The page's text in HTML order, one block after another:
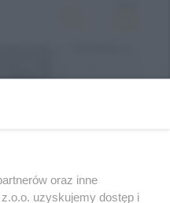
oraz inne
uzyskujemy dostęp i